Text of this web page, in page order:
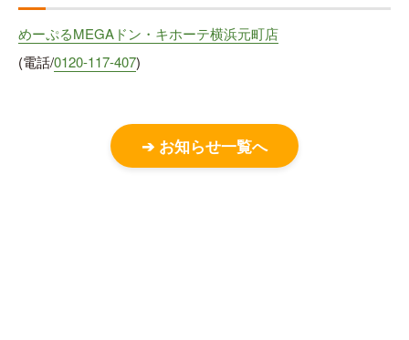
めーぷるMEGAドン・キホーテ横浜元町店
(電話/0120-117-407)
➔ お知らせ一覧へ